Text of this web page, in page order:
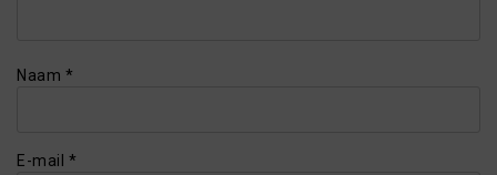
Naam *
E-mail *